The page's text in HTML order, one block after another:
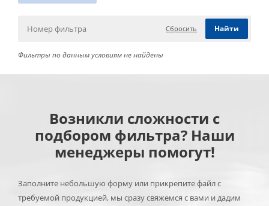
Сбросить
Фильтры по данным условиям не найдены
Возникли сложности с
подбором фильтра? Наши
менеджеры помогут!
Заполните небольшую форму или прикрепите файл с
требуемой продукцией, мы сразу свяжемся с вами и дадим